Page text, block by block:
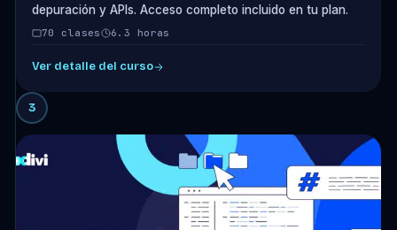
depuración y APIs. Acceso completo incluido en tu plan.
70 clases 6.3 horas
Ver detalle del curso
3